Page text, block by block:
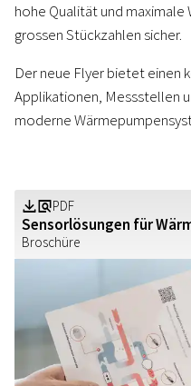
hohe Qualität und
grossen Stückzahlen sicher.
Der neue Flyer bietet einen
Applikationen, Messstellen
moderne
Sensorlösungen für
Broschüre
Z aPDF